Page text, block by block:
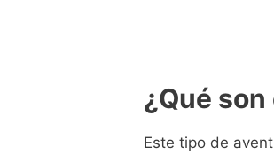
¿Qué
Este tipo de